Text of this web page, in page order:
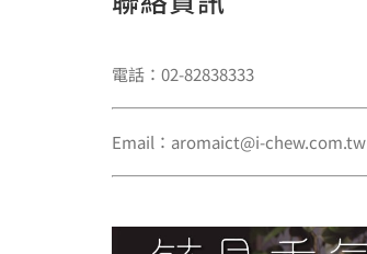
電話：02-82838333
Email：aromaict@i-chew.com.tw